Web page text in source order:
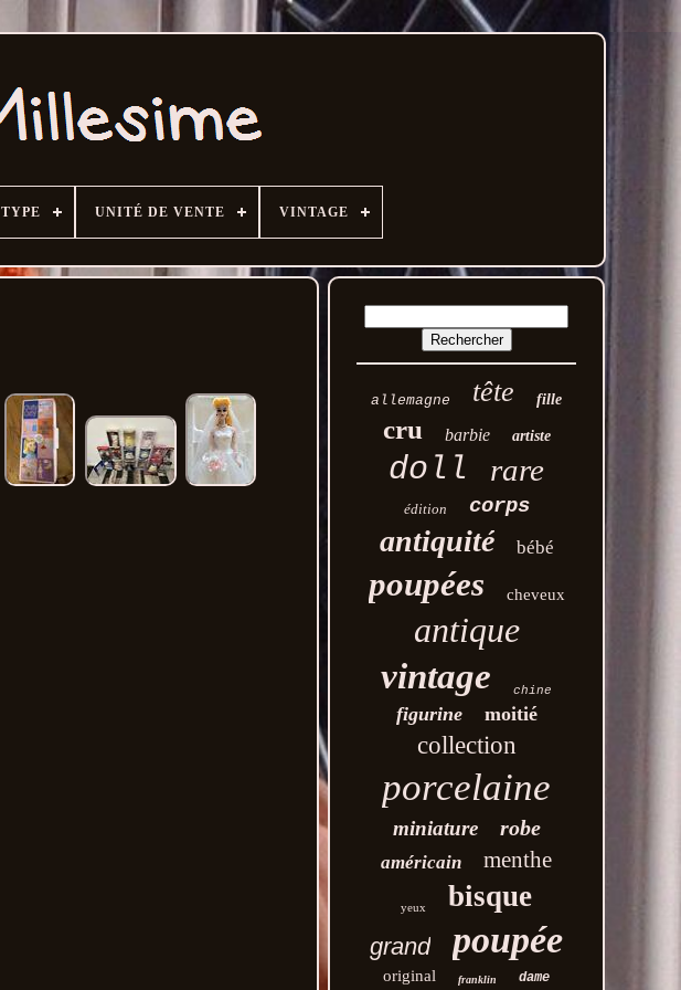
TYPE UNITÉ DE VENTE VINTAGE
allemagne tête fille
cru barbie artiste
doll rare
édition corps
antiquité bébé
poupées cheveux
antique
vintage
chine
figurine moitié
collection
porcelaine
miniature robe
américain menthe
yeux bisque
grand poupée
original franklin dame